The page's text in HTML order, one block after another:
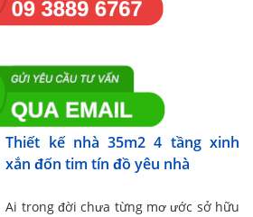
Thiết kế nhà 35m2 4 tầng xinh
xắn đốn tim tín đồ yêu nhà
Ai trong đời chưa từng mơ ước sở hữu